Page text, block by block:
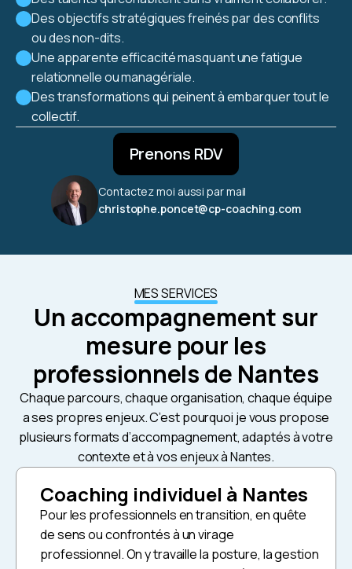
Des objectifs stratégiques freinés par des conflits
ou des non-dits.
Une apparente efficacité masquant une fatigue
relationnelle ou managériale.
Des transformations qui peinent à embarquer tout le
collectif.
Prenons RDV
Contactez moi aussi par mail
christophe.poncet@cp-coaching.com
MES SERVICES
Un accompagnement sur
mesure pour les
professionnels de Nantes
Chaque parcours, chaque organisation, chaque équipe
a ses propres enjeux. C’est pourquoi je vous propose
plusieurs formats d’accompagnement, adaptés à votre
contexte et à vos enjeux à Nantes.
Coaching individuel à Nantes
Pour les professionnels en transition, en quête
de sens ou confrontés à un virage
professionnel. On y travaille la posture, la gestion